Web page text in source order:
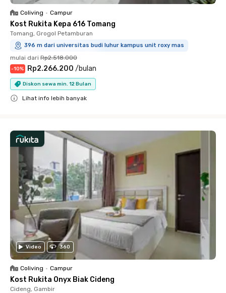
Coliving • Campur
Kost Rukita Kepa 616 Tomang
Tomang, Grogol Petamburan
396 m dari universitas budi luhur kampus unit roxy mas
mulai dari Rp2.518.000
-10% Rp2.266.200 /bulan
Diskon sewa min. 12 Bulan
Lihat info lebih banyak
Video 360
Coliving • Campur
Kost Rukita Onyx Biak Cideng
Cideng, Gambir